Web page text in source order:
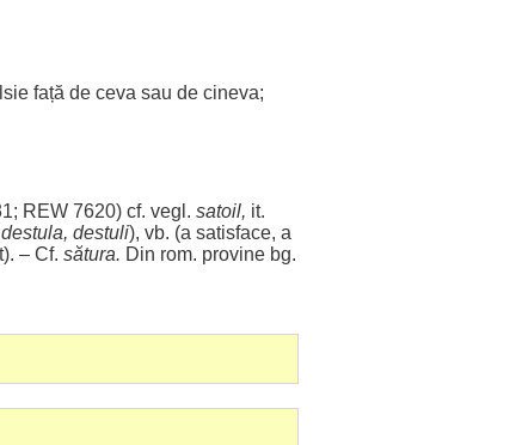
față de ceva sau de cineva;
REW 7620) cf. vegl. satoil, it.
destula, destuli), vb. (a satisface, a
). – Cf. sătura. Din rom. provine bg.